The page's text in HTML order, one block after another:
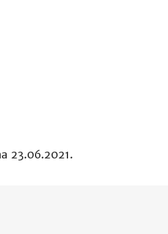
23.06.2021.